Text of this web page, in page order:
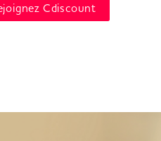
Cdiscount